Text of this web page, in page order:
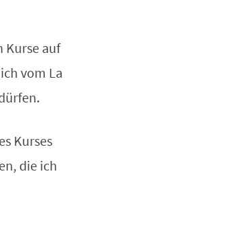
Kurse auf
vom La
Kurses
die ich